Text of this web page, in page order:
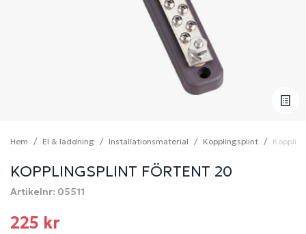
Hem El & laddning Installationsmaterial Kopplingsplint
KOPPLINGSPLINT FÖRTENT 20
Artikelnr: 05511
225 kr